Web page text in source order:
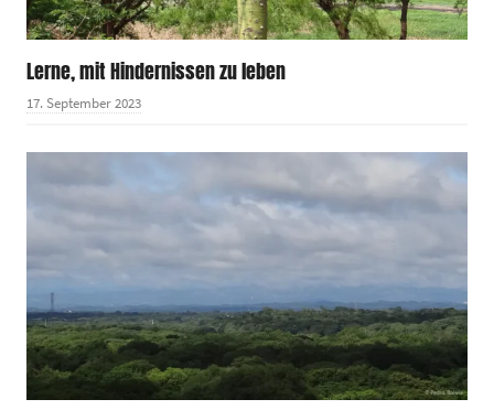
Lerne, mit Hindernissen zu leben
17. September 2023